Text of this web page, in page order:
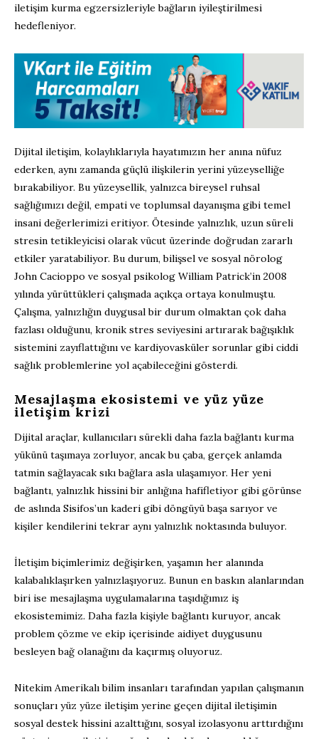
iletişim kurma egzersizleriyle bağların iyileştirilmesi
hedefleniyor.
Dijital iletişim, kolaylıklarıyla hayatımızın her anına nüfuz
ederken, aynı zamanda güçlü ilişkilerin yerini yüzeyselliğe
bırakabiliyor. Bu yüzeysellik, yalnızca bireysel ruhsal
sağlığımızı değil, empati ve toplumsal dayanışma gibi temel
insani değerlerimizi eritiyor. Ötesinde yalnızlık, uzun süreli
stresin tetikleyicisi olarak vücut üzerinde doğrudan zararlı
etkiler yaratabiliyor. Bu durum, bilişsel ve sosyal nörolog
John Cacioppo ve sosyal psikolog William Patrick’in 2008
yılında yürüttükleri çalışmada açıkça ortaya konulmuştu.
Çalışma, yalnızlığın duygusal bir durum olmaktan çok daha
fazlası olduğunu, kronik stres seviyesini artırarak bağışıklık
sistemini zayıflattığını ve kardiyovasküler sorunlar gibi ciddi
sağlık problemlerine yol açabileceğini gösterdi.
Mesajlaşma ekosistemi ve yüz yüze
iletişim krizi
Dijital araçlar, kullanıcıları sürekli daha fazla bağlantı kurma
yükünü taşımaya zorluyor, ancak bu çaba, gerçek anlamda
tatmin sağlayacak sıkı bağlara asla ulaşamıyor. Her yeni
bağlantı, yalnızlık hissini bir anlığına hafifletiyor gibi görünse
de aslında Sisifos’un kaderi gibi döngüyü başa sarıyor ve
kişiler kendilerini tekrar aynı yalnızlık noktasında buluyor.
İletişim biçimlerimiz değişirken, yaşamın her alanında
kalabalıklaşırken yalnızlaşıyoruz. Bunun en baskın alanlarından
biri ise mesajlaşma uygulamalarına taşıdığımız iş
ekosistemimiz. Daha fazla kişiyle bağlantı kuruyor, ancak
problem çözme ve ekip içerisinde aidiyet duygusunu
besleyen bağ olanağını da kaçırmış oluyoruz.
Nitekim Amerikalı bilim insanları tarafından yapılan çalışmanın
sonuçları yüz yüze iletişim yerine geçen dijital iletişimin
sosyal destek hissini azalttığını, sosyal izolasyonu arttırdığını